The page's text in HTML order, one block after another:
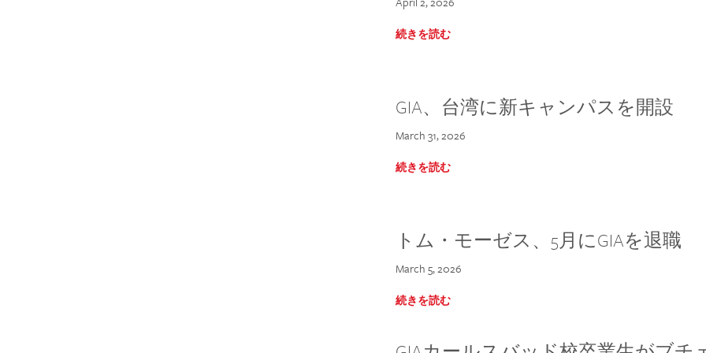
続きを読む
GIA、台湾に新キャンパスを開設
March 31, 2026
続きを読む
トム・モーゼス、5月にGIAを退職
March 5, 2026
続きを読む